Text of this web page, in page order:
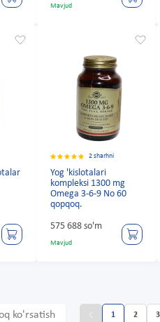
Mavjud
2 sharhni
Yog 'kislotalari
kompleksi 1300 mg
Omega 3-6-9 No 60
qopqoq.
575 688 so'm
Mavjud
ko'rsatish 1 2 3